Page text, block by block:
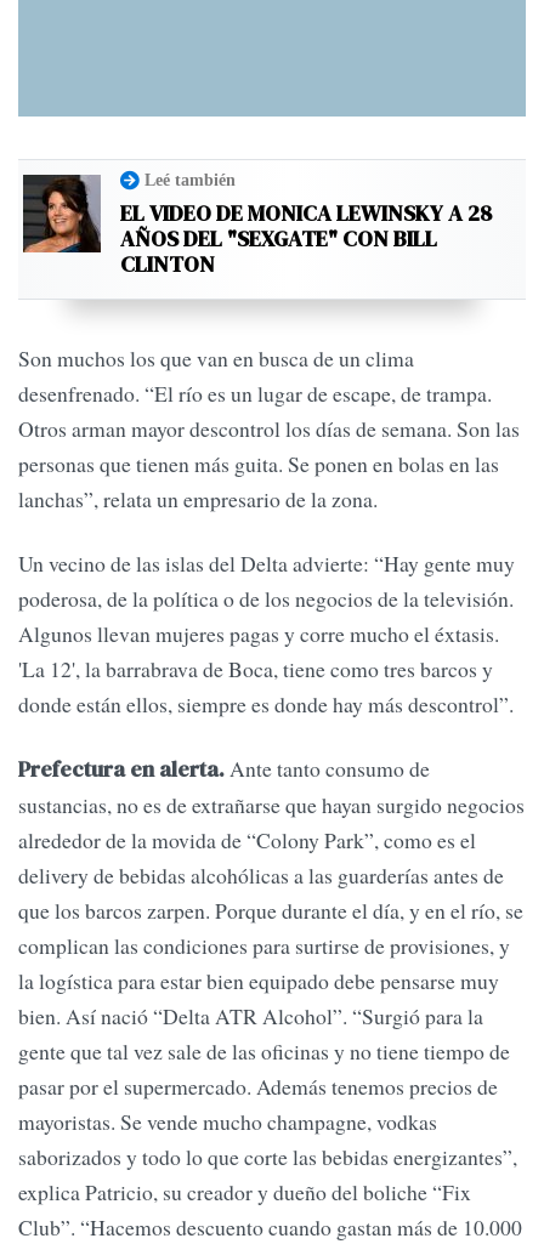
Leé también
EL VIDEO DE MONICA LEWINSKY A 28
AÑOS DEL "SEXGATE" CON BILL
CLINTON
Son muchos los que van en busca de un clima
desenfrenado. “El río es un lugar de escape, de trampa.
Otros arman mayor descontrol los días de semana. Son las
personas que tienen más guita. Se ponen en bolas en las
lanchas”, relata un empresario de la zona.
Un vecino de las islas del Delta advierte: “Hay gente muy
poderosa, de la política o de los negocios de la televisión.
Algunos llevan mujeres pagas y corre mucho el éxtasis.
'La 12', la barrabrava de Boca, tiene como tres barcos y
donde están ellos, siempre es donde hay más descontrol”.
Prefectura en alerta.Ante tanto consumo de
sustancias, no es de extrañarse que hayan surgido negocios
alrededor de la movida de “Colony Park”, como es el
delivery de bebidas alcohólicas a las guarderías antes de
que los barcos zarpen. Porque durante el día, y en el río, se
complican las condiciones para surtirse de provisiones, y
la logística para estar bien equipado debe pensarse muy
bien. Así nació “Delta ATR Alcohol”. “Surgió para la
gente que tal vez sale de las oficinas y no tiene tiempo de
pasar por el supermercado. Además tenemos precios de
mayoristas. Se vende mucho champagne, vodkas
saborizados y todo lo que corte las bebidas energizantes”,
explica Patricio, su creador y dueño del boliche “Fix
Club”. “Hacemos descuento cuando gastan más de 10.000